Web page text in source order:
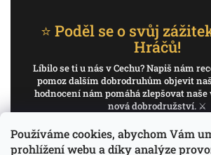
Používáme cookies, abychom Vám
prohlížení webu a díky analýze
⭐ Poděl se o svůj
Hráčů!
Líbilo se ti u nás v Cechu? Napiš nám
pomoz dalším dobrodruhům objevit
hodnocení nám pomáhá zlepšovat
nová dobrodružství. ⚔️
✍️ Napiš recenzi na